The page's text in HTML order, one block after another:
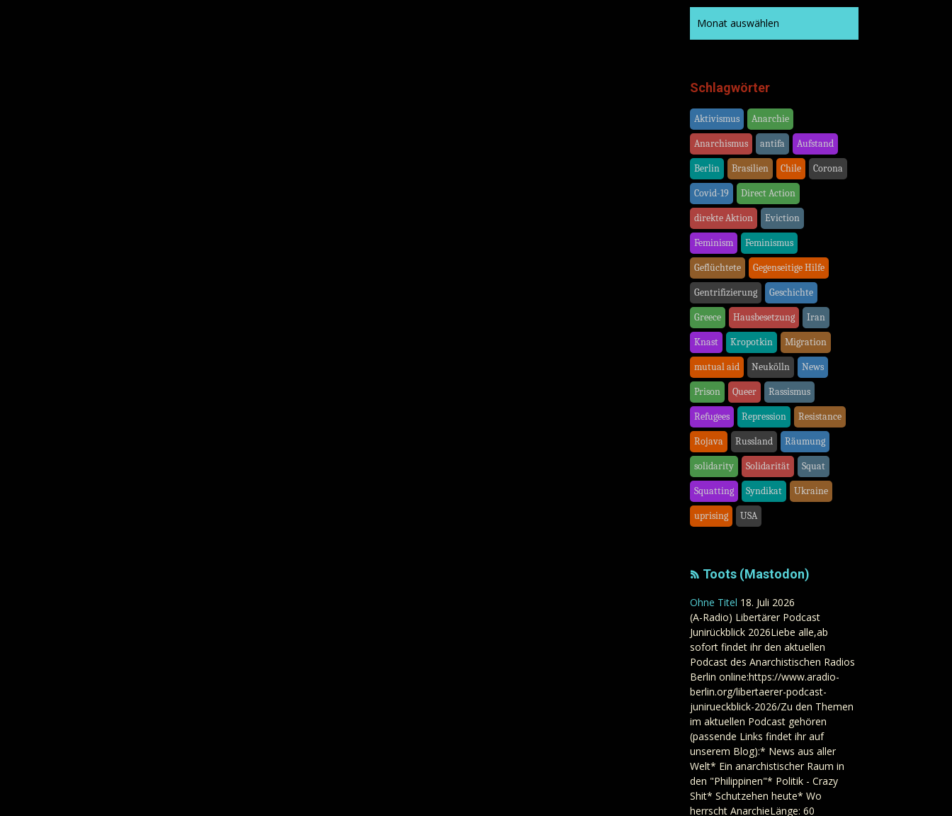
Schlagwörter
Aktivismus Anarchie
Anarchismus antifa Aufstand
Berlin Brasilien Chile Corona
Covid-19 Direct Action
direkte Aktion Eviction
Feminism Feminismus
Geflüchtete Gegenseitige Hilfe
Gentrifizierung Geschichte
Greece Hausbesetzung Iran
Knast Kropotkin Migration
mutual aid Neukölln News
Prison Queer Rassismus
Refugees Repression Resistance
Rojava Russland Räumung
solidarity Solidarität Squat
Squatting Syndikat Ukraine
uprising USA
Toots (Mastodon)
Ohne Titel 18. Juli 2026
(A-Radio) Libertärer Podcast
Junirückblick 2026Liebe alle,ab
sofort findet ihr den aktuellen
Podcast des Anarchistischen Radios
Berlin online:https://www.aradio-
berlin.org/libertaerer-podcast-
junirueckblick-2026/Zu den Themen
im aktuellen Podcast gehören
(passende Links findet ihr auf
unserem Blog):* News aus aller
Welt* Ein anarchistischer Raum in
den "Philippinen"* Politik - Crazy
Shit* Schutzehen heute* Wo
herrscht AnarchieLänge: 60